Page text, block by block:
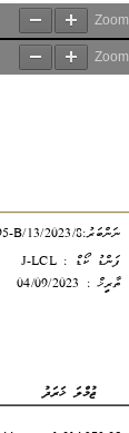
Zoom
Zoom